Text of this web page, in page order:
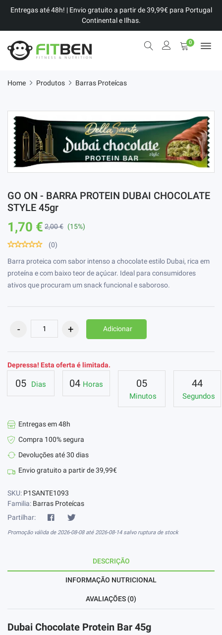
Entregas até 48h! | Envio gratuito a partir de 39,99€ para Portugal
Continental e Ilhas.
0
Home Produtos Barras Proteícas
GO ON - BARRA PROTEIN DUBAI CHOCOLATE
STYLE 45gr
1,70 € 2,00 € (15%)
(0)
Barra proteica com sabor intenso a chocolate estilo Dubai, rica em
proteína e com baixo teor de açúcar. Ideal para consumidores
ativos que procuram um snack funcional e saboroso.
Adicionar
Depressa! Esta oferta é limitada.
05 Dias 04 Horas 05
Minutos
44
Segundos
Entregas em 48h
Compra 100% segura
Devoluções até 30 dias
Envio gratuito a partir de 39,99€
SKU: P1SANTE1093
Familia: Barras Proteícas
Partilhar:
Promoção válida de 2026-08-08 até 2026-08-14 salvo ruptura de stock
DESCRIÇÃO
INFORMAÇÃO NUTRICIONAL
AVALIAÇÕES (0)
Dubai Chocolate Protein Bar 45g